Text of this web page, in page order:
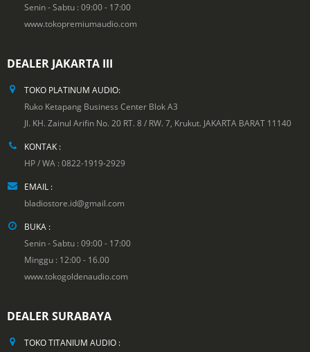
Senin - Sabtu : 09:00 - 17:00
www.tokopremiumaudio.com
DEALER JAKARTA III
TOKO PLATINUM AUDIO:
Ruko Ketapang Business Center Blok A3
Jl. KH. Zainul Arifin No. 20 RT. 8 / RW. 7, Krukut. JAKARTA BARAT 11140
KONTAK :
HP / WA : 0822-1919-2929
EMAIL :
bladiostore.id@gmail.com
BUKA :
Senin - Sabtu : 09:00 - 17:00
Minggu : 12:00 - 16.00
www.tokogoldenaudio.com
DEALER SURABAYA
TOKO TITANIUM AUDIO :